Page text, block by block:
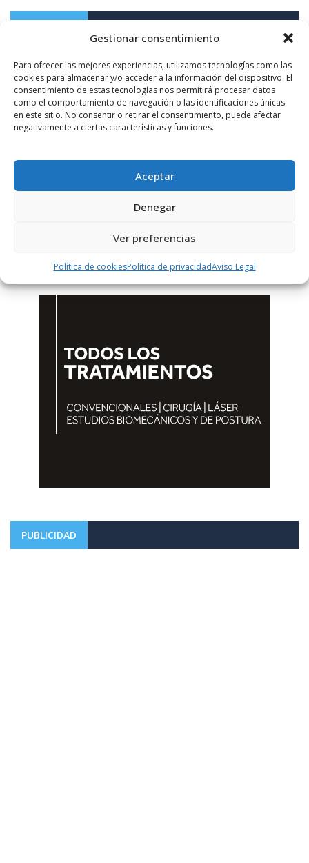
Gestionar consentimiento
Para ofrecer las mejores experiencias, utilizamos tecnologías como las
cookies para almacenar y/o acceder a la información del dispositivo. El
consentimiento de estas tecnologías nos permitirá procesar datos
como el comportamiento de navegación o las identificaciones únicas
en este sitio. No consentir o retirar el consentimiento, puede afectar
negativamente a ciertas características y funciones.
Aceptar
Denegar
Ver preferencias
Política de cookiesPolítica de privacidadAviso Legal
PUBLICIDAD